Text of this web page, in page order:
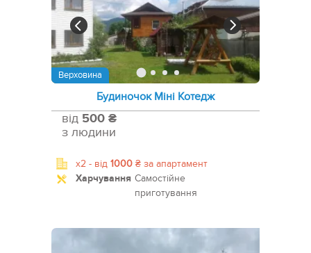
Верховина
Будиночок Міні Котедж
від 500 ₴
з людини
x2 - від 1000 ₴ за апартамент
Харчування Самостійне
приготування